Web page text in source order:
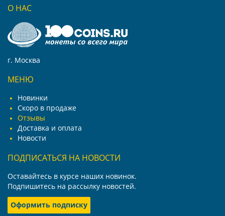
О НАС
г. Москва
МЕНЮ
Новинки
Скоро в продаже
Отзывы
Доставка и оплата
Новости
ПОДПИСАТЬСЯ НА НОВОСТИ
Оставайтесь в курсе наших новинок.
Подпишитесь на рассылку новостей.
Оформить подписку